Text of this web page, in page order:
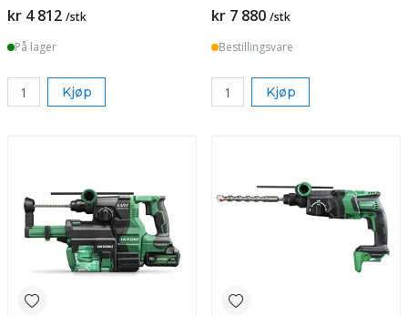
kr 4 812 /stk
På lager
Kjøp
kr 7 880 /stk
Bestillingsvare
Kjøp